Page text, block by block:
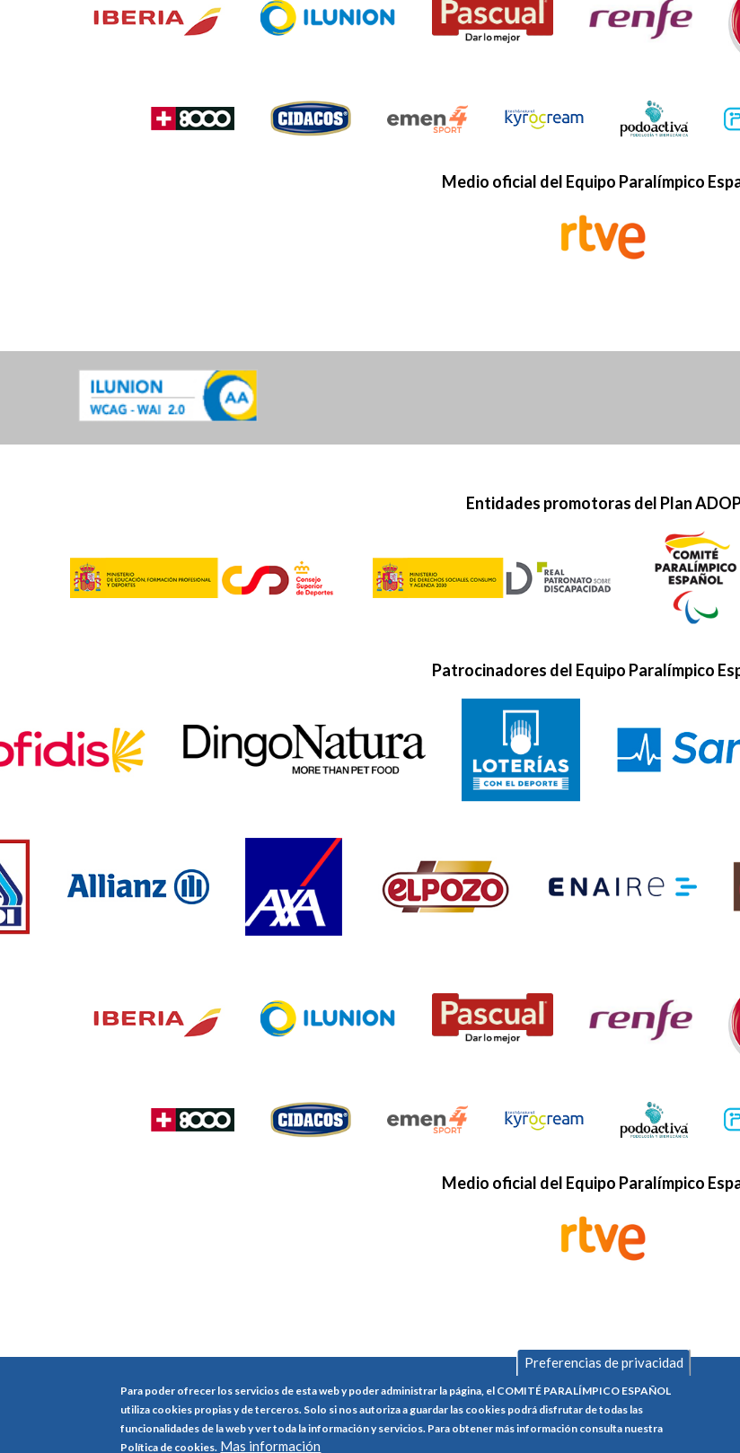
Medio oficial del Equipo Paralímpico
Entidades promotoras del Plan
Patrocinadores del Equipo Paralímpico
Medio oficial del Equipo Paralímpico
© 2018-2020 Comité Paralímpico Español. Todos los
derechos reservados.
LEGAL
CONTACTO AVISO LEGAL
Preferencias de privacidad
Para poder ofrecer los servicios de esta web y poder administrar la página, el COMITÉ PARALÍMPICO ESPAÑOL
utiliza cookies propias y de terceros. Solo si nos autoriza a guardar las cookies podrá disfrutar de todas las
funcionalidades de la web y ver toda la información y servicios. Para obtener más información consulta nuestra
Política de cookies. Mas información